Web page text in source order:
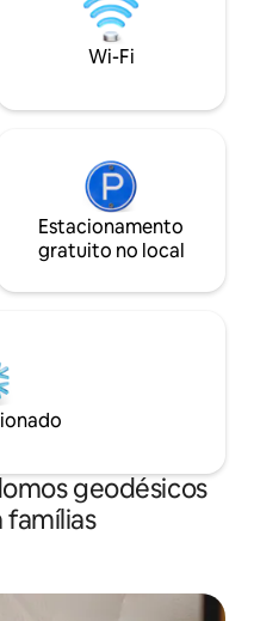
semana é às 17h.
semana às 15h
comigo se o
Wi-Fi
Estacionamento
gratuito no local
geodésicos
famílias